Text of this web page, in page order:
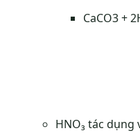
CaCO3 +
HNO₃ tác